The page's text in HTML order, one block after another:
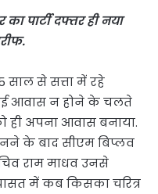
पार्टी दफ्तर ही नया
साल से सत्ता में रहे
आवास न होने के चलते
ही अपना आवास बनाया.
के बाद सीएम बिप्लव
राम माधव उनसे
में कब किसका चरित्र